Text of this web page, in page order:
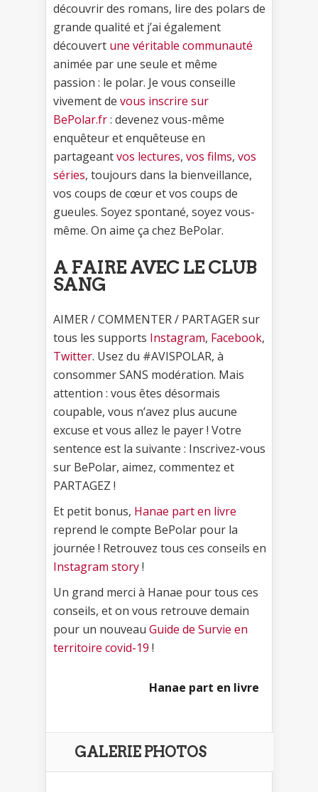
découvrir des romans, lire des polars de
grande qualité et j’ai également
découvert une véritable communauté
animée par une seule et même
passion : le polar. Je vous conseille
vivement de vous inscrire sur
BePolar.fr: devenez vous-même
enquêteur et enquêteuse en
partageantvos lectures, vos films, vos
séries, toujours dans la bienveillance,
vos coups de cœur et vos coups de
gueules. Soyez spontané, soyez vous-
même. On aime ça chez BePolar.
A FAIRE AVEC LE CLUB
SANG
AIMER / COMMENTER / PARTAGER sur
tous les supports Instagram, Facebook,
Twitter. Usez du #AVISPOLAR, à
consommer SANS modération. Mais
attention : vous êtes désormais
coupable, vous n’avez plus aucune
excuse et vous allez le payer ! Votre
sentence est la suivante : Inscrivez-vous
sur BePolar, aimez, commentez et
PARTAGEZ !
Et petit bonus, Hanae part en livre
reprend le compte BePolar pour la
journée ! Retrouvez tous ces conseils en
Instagram story!
Un grand merci à Hanae pour tous ces
conseils, et on vous retrouve demain
pour un nouveau Guide de Survie en
territoire covid-19 !
Hanae part en livre
GALERIE PHOTOS